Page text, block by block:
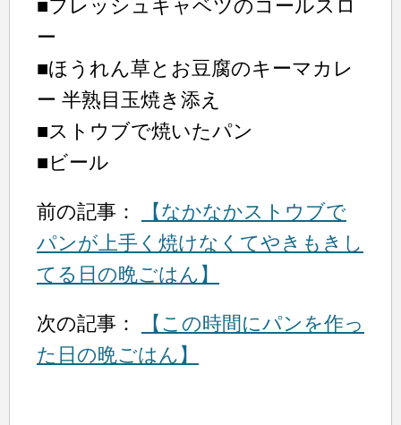
■フレッシュキャベツのコールスロ
ー
■ほうれん草とお豆腐のキーマカレ
ー 半熟目玉焼き添え
■ストウブで焼いたパン
■ビール
前の記事：
【なかなかストウブで
パンが上手く焼けなくてやきもきし
てる日の晩ごはん】
次の記事：
【この時間にパンを作っ
た日の晩ごはん】